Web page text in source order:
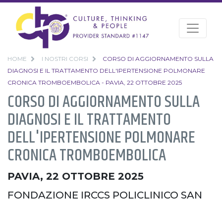
HOME I NOSTRI CORSI
CORSO DI AGGIORNAMENTO SULLA
DIAGNOSI E IL TRATTAMENTO DELL'IPERTENSIONE POLMONARE
CRONICA TROMBOEMBOLICA - PAVIA, 22 OTTOBRE 2025
CORSO DI AGGIORNAMENTO SULLA
DIAGNOSI E IL TRATTAMENTO
DELL'IPERTENSIONE POLMONARE
CRONICA TROMBOEMBOLICA
PAVIA, 22 OTTOBRE 2025
FONDAZIONE IRCCS POLICLINICO SAN